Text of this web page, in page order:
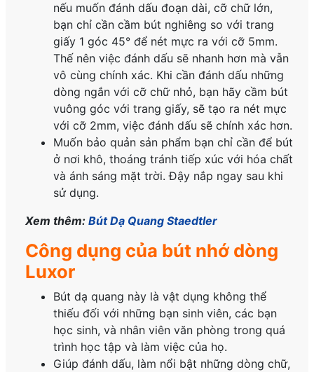
nếu muốn đánh dấu đoạn dài, cỡ chữ lớn,
bạn chỉ cần cầm bút nghiêng so với trang
giấy 1 góc 45° để nét mực ra với cỡ 5mm.
Thế nên việc đánh dấu sẽ nhanh hơn mà vẫn
vô cùng chính xác. Khi cần đánh dấu những
dòng ngắn với cỡ chữ nhỏ, bạn hãy cầm bút
vuông góc với trang giấy, sẽ tạo ra nét mực
với cỡ 2mm, việc đánh dấu sẽ chính xác hơn.
Muốn bảo quản sản phẩm bạn chỉ cần để bút
ở nơi khô, thoáng tránh tiếp xúc với hóa chất
và ánh sáng mặt trời. Đậy nắp ngay sau khi
sử dụng.
Xem thêm:Bút Dạ Quang Staedtler
Công dụng của bút nhớ dòng
Luxor
Bút dạ quang này là vật dụng không thể
thiếu đối với những bạn sinh viên, các bạn
học sinh, và nhân viên văn phòng trong quá
trình học tập và làm việc của họ.
Giúp đánh dấu, làm nổi bật những dòng chữ,